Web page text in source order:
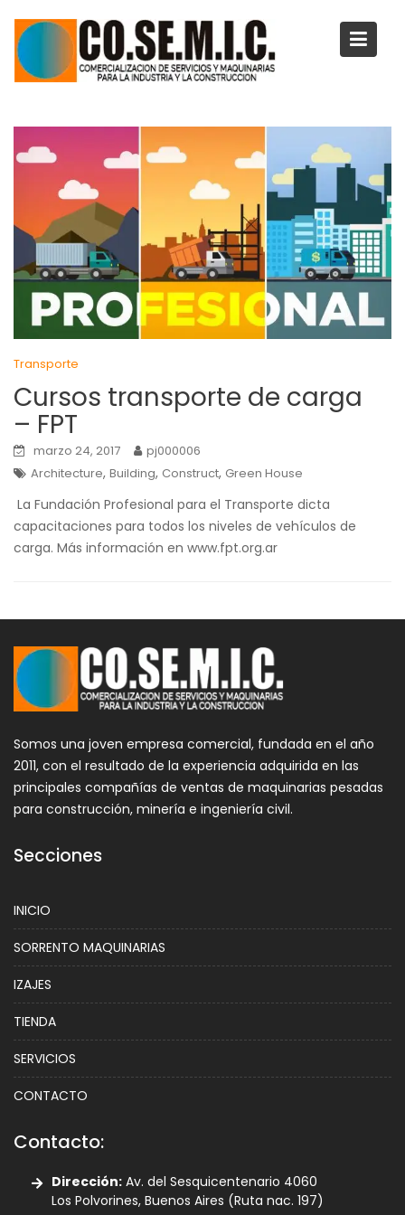
contenido
Transporte
Cursos transporte de carga
– FPT
marzo 24, 2017
pj000006
Architecture, Building, Construct, Green House
La Fundación Profesional para el Transporte dicta
capacitaciones para todos los niveles de vehículos de
carga. Más información en www.fpt.org.ar
Somos una joven empresa comercial, fundada en el año
2011, con el resultado de la experiencia adquirida en las
principales compañías de ventas de maquinarias pesadas
para construcción, minería e ingeniería civil.
Secciones
INICIO
SORRENTO MAQUINARIAS
IZAJES
TIENDA
SERVICIOS
CONTACTO
Contacto:
Dirección: Av. del Sesquicentenario 4060
Los Polvorines, Buenos Aires (Ruta nac. 197)